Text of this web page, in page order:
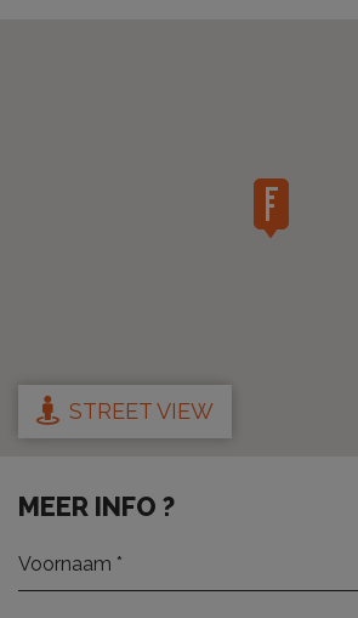
STREET VIEW
MEER INFO ?